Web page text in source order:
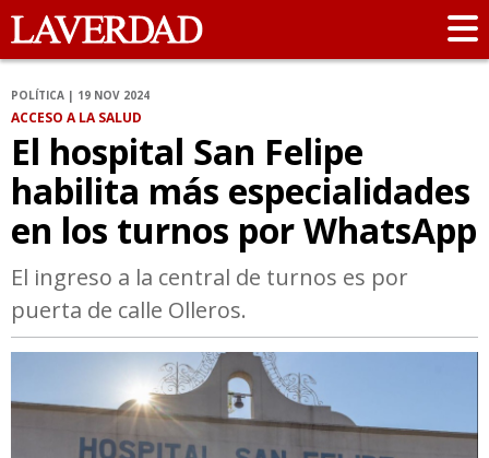
POLÍTICA | 19 NOV 2024
ACCESO A LA SALUD
El hospital San Felipe
habilita más especialidades
en los turnos por WhatsApp
El ingreso a la central de turnos es por
puerta de calle Olleros.